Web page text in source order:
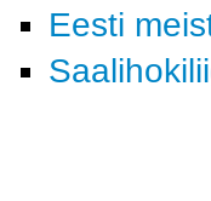
Eesti